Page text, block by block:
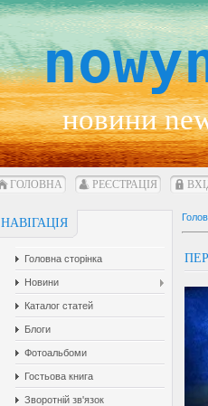
новини
ГОЛОВНА РЕЄСТРАЦІЯ
НАВІГАЦІЯ
Головна сторінка
Новини
Каталог статей
Блоги
Фотоальбоми
Гостьова книга
Зворотній зв'язок